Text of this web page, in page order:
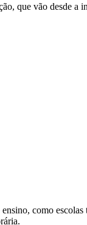
que vão desde
como